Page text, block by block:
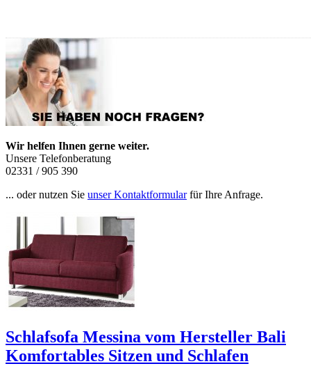
Wir helfen Ihnen gerne weiter.
Unsere Telefonberatung
02331 / 905 390
... oder nutzen Sie unser Kontaktformularfür Ihre Anfrage.
Schlafsofa Messina vom Hersteller Bali
Komfortables Sitzen und Schlafen